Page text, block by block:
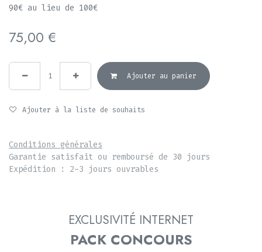
90€ au lieu de 100€
75,00 €
Ajouter au panier
Ajouter à la liste de souhaits
Conditions générales
Garantie satisfait ou remboursé de 30 jours
Expédition : 2-3 jours ouvrables
EXCLUSIVITÉ INTERNET
PACK CONCOURS